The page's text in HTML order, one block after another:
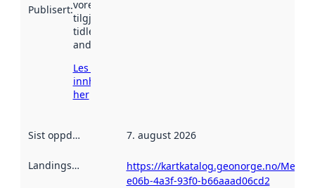
Publisert:vore
tilgjengeleg
tidlegare
andre stader.
Les meir om
innhenting
her
Sist oppdatert 7. august 2026
Landingsside
https://kartkatalog.geonorge.no/
e06b-4a3f-93f0-b66aaad06cd2